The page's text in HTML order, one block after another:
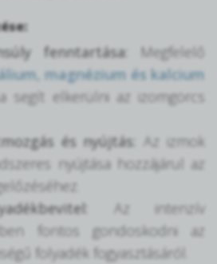
fenntartása:
Megfelelő
magnézium és kalcium
segít elkerülni az izomgörcs
és nyújtás:
Az izmok
nyújtása hozzájárul az
Az intenzív
fontos gondoskodni az
folyadék fogyasztásáról.